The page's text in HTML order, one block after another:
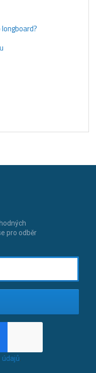
pro odběr
.